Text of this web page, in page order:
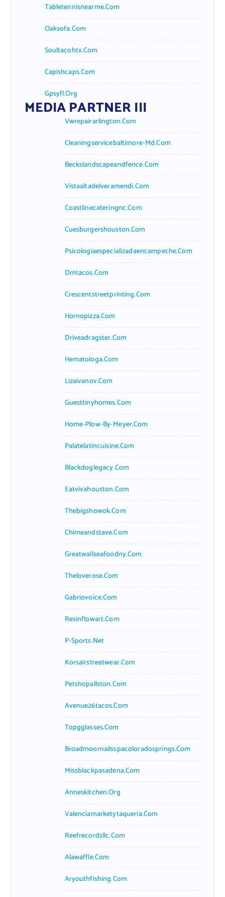
Tabletennisnearme.com
Oaksofa.com
Soultacohtx.com
Capishcaps.com
Gpsyfl.org
MEDIA PARTNER III
Vwrepairarlington.com
Cleaningservicebaltimore-Md.com
Beckslandscapeandfence.com
Vistaaltadelveramendi.com
Coastlinecateringnc.com
Cuesburgershouston.com
Psicologiaespecializadaencampeche.com
Dmtacos.com
Crescentstreetprinting.com
Hornopizza.com
Driveadragster.com
Hematologa.com
Lizaivanov.com
Guesttinyhomes.com
Home-Plow-By-Meyer.com
Palatelatincuisine.com
Blackdoglegacy.com
Eatvivahouston.com
Thebigshowok.com
Chimeandstave.com
Greatwallseafoodny.com
Theloverose.com
Gabriovoice.com
Resinflowart.com
P-Sports.net
Korsairstreetwear.com
Petshopallston.com
Avenue26tacos.com
Topgglasses.com
Broadmoornailsspacoloradosprings.com
Missblackpasadena.com
Anneskitchen.org
Valenciamarketytaqueria.com
Reefrecordsllc.com
Alawaffle.com
Aryouthfishing.com